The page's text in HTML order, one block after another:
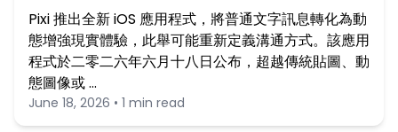
Pixi 推出全新 iOS 應用程式，將普通文字訊息轉化為動
態增強現實體驗，此舉可能重新定義溝通方式。該應用
程式於二零二六年六月十八日公布，超越傳統貼圖、動
態圖像或 …
June 18, 2026 • 1 min read